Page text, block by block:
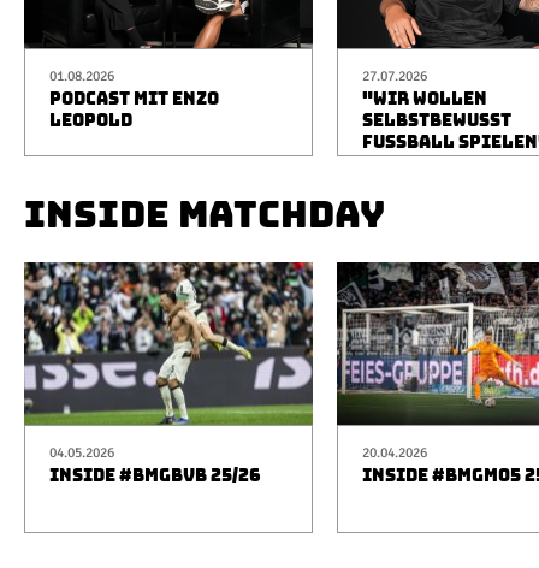
01.08.2026
PODCAST MIT ENZO
LEOPOLD
27.07.2026
"WIR WOLLEN
SELBSTBEWUSST
FUSSBALL
INSIDE MATCHDAY
04.05.2026
INSIDE #BMGBVB 25/26
20.04.2026
INSIDE #BMGM05